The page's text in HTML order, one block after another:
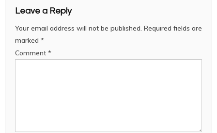
Leave a Reply
Your email address will not be published. Required fields are
marked *
Comment *